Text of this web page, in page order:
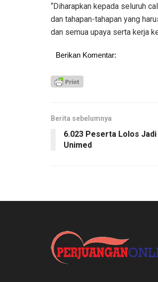
“Diharapkan kepada seluruh
dan tahapan-tahapan yang
dan semua upaya serta kerja
Berikan Komentar:
Berita sebelumnya
6.023 Peserta Lolos
Unimed